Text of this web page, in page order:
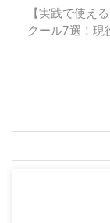
【実践で使え
クール7選！現